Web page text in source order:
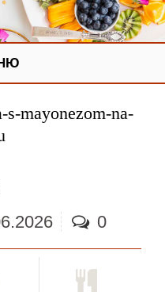
s-mayonezom-na-
0